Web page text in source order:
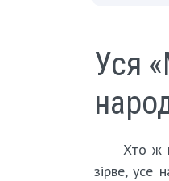
Уся
Хто ж
зірве, усе